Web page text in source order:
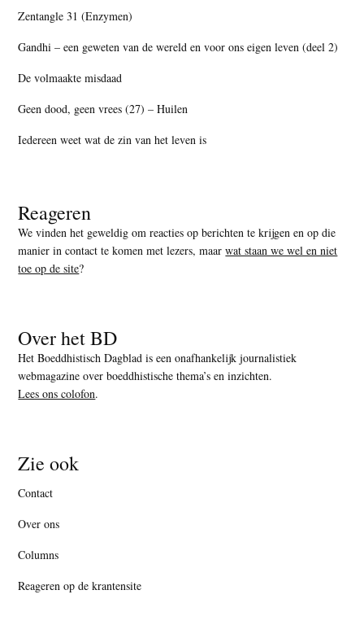
Zentangle 31 (Enzymen)
Gandhi – een geweten van de wereld en voor ons eigen leven (deel 2)
De volmaakte misdaad
Geen dood, geen vrees (27) – Huilen
Iedereen weet wat de zin van het leven is
Reageren
We vinden het geweldig om reacties op berichten te krijgen en op die
manier in contact te komen met lezers, maarwat staan we wel en niet
toe op de site?
Over het BD
Het Boeddhistisch Dagblad is een onafhankelijk journalistiek
webmagazine over boeddhistische thema’s en inzichten.
Lees ons colofon.
Zie ook
Contact
Over ons
Columns
Reageren op de krantensite